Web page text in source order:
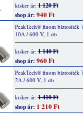
kisker ár:1 120 Ft
shop ár: 940 Ft
PeakTech® finom biztosíték
10A / 600 V, 1 db
kisker ár:1 140 Ft
shop ár: 960 Ft
PeakTech® finom biztosíték
2A / 600 V, 1 db
kisker ár:1 410 Ft
shop ár: 1 210 Ft